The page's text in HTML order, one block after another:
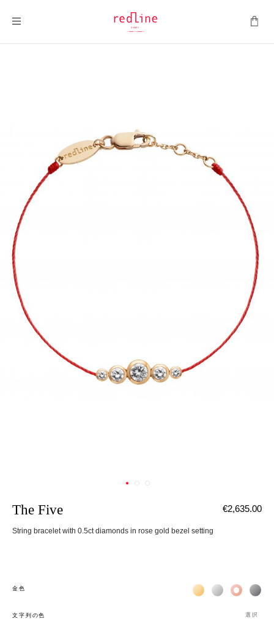
The Five
String bracelet with 0.5ct diamonds in rose gold bezel setting
€2,635.00
金色 Жёлтое золото 18К
Белое золото
Розовое
文字列の色 選択